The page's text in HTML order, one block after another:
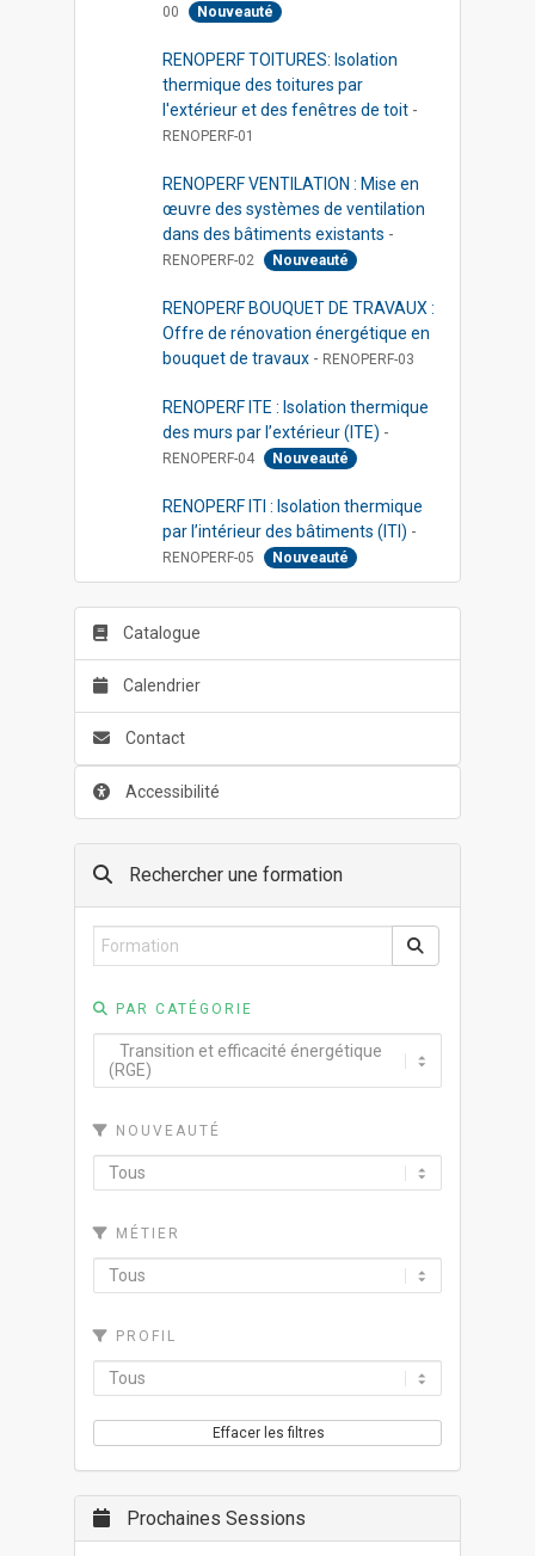
00 Nouveauté
RENOPERF TOITURES: Isolation
thermique des toitures par
l'extérieur et des fenêtres de toit -
RENOPERF-01
RENOPERF VENTILATION : Mise en
œuvre des systèmes de ventilation
dans des bâtiments existants -
RENOPERF-02 Nouveauté
RENOPERF BOUQUET DE TRAVAUX :
Offre de rénovation énergétique en
bouquet de travaux - RENOPERF-03
RENOPERF ITE : Isolation thermique
des murs par l’extérieur (ITE) -
RENOPERF-04 Nouveauté
RENOPERF ITI : Isolation thermique
par l’intérieur des bâtiments (ITI) -
RENOPERF-05 Nouveauté
Catalogue
Calendrier
Contact
Accessibilité
Rechercher une formation
PAR CATÉGORIE
NOUVEAUTÉ
MÉTIER
PROFIL
Effacer les filtres
Prochaines Sessions